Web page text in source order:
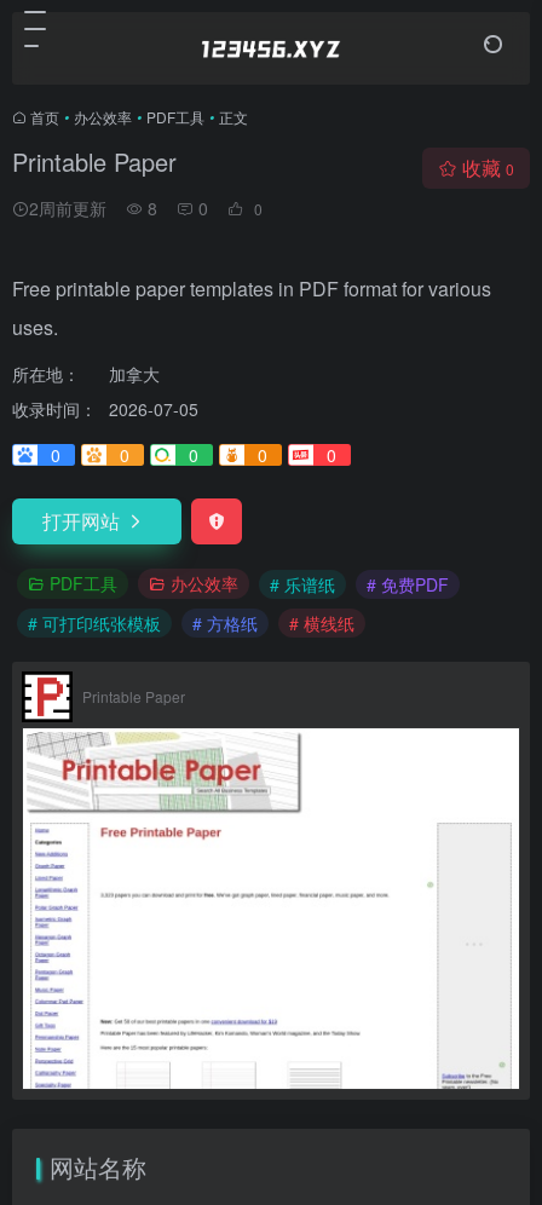
首页 • 办公效率 • PDF工具 • 正文
Printable Paper
2周前更新 8 0 0
收藏 0
Free printable paper templates in PDF format for various
uses.
所在地：
加拿大
收录时间：
2026-07-05
0
0 0 0 0
打开网站
PDF工具 办公效率 # 乐谱纸
# 免费PDF
# 可打印纸张模板
# 方格纸 # 横线纸
Printable Paper
网站名称